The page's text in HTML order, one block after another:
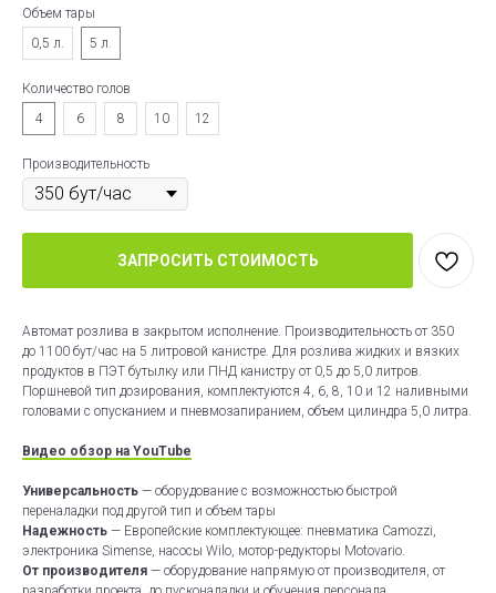
Объем тары
0,5 л.
5 л.
Количество голов
4
6 8 10 12
Производительность
ЗАПРОСИТЬ СТОИМОСТЬ
Автомат розлива в закрытом исполнение. Производительность от 350
до 1100 бут/час на 5 литровой канистре. Для розлива жидких и вязких
продуктов в ПЭТ бутылку или ПНД канистру от 0,5 до 5,0 литров.
Поршневой тип дозирования, комплектуются 4, 6, 8, 10 и 12 наливными
головами с опусканием и пневмозапиранием, объем цилиндра 5,0 литра.
Видео обзор на YouTube
Универсальность — оборудование с возможностью быстрой
переналадки под другой тип и объем тары
Надежность — Европейские комплектующее: пневматика Camozzi,
электроника Simense, насосы Wilo, мотор-редукторы Motovario.
От производителя — оборудование напрямую от производителя, от